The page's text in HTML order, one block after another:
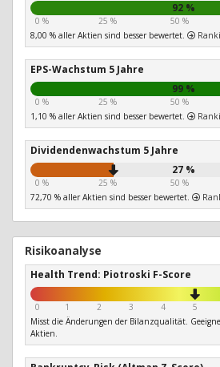
92 %
0 % 25 % 50 %
8,00 % aller Aktien sind besser bewertet.
EPS-Wachstum 5 Jahre
99 %
0 % 25 % 50 %
1,10 % aller Aktien sind besser bewertet.
Dividendenwachstum 5 Jahre
27 %
0 % 25 % 50 %
72,70 % aller Aktien sind besser bewertet.
Risikoanalyse
Health Trend: Piotroski F-Score
0 1 2 3 4 5
Misst die Änderungen der Bilanzqualität.
Aktien.